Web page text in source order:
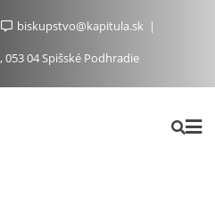
biskupstvo@kapitula.sk
053 04 Spišské Podhradie